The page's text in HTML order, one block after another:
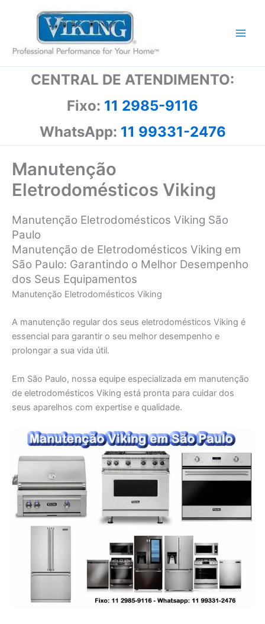
conteúdo
CENTRAL DE ATENDIMENTO:
Fixo: 11 2985-9116
WhatsApp: 11 99331-2476
Manutenção
Eletrodomésticos Viking
Manutenção Eletrodomésticos Viking São
Paulo
Manutenção de Eletrodomésticos Viking em
São Paulo: Garantindo o Melhor Desempenho
dos Seus Equipamentos
Manutenção Eletrodomésticos Viking
A manutenção regular dos seus eletrodomésticos Viking é
essencial para garantir o seu melhor desempenho e
prolongar a sua vida útil.
Em São Paulo, nossa equipe especializada em manutenção
de eletrodomésticos Viking está pronta para cuidar dos
seus aparelhos com expertise e qualidade.